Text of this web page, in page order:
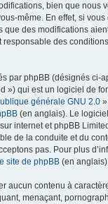
bien que nous
même. En effet, si
que des modifications
responsable des
par phpBB (désignés ci-
») qui est un logiciel de
générale GNU 2.0
(en anglais). Le
internet et phpBB
de la conduite et du
pas. Pour plus
le site de phpBB (en
aucun contenu à
menaçant,